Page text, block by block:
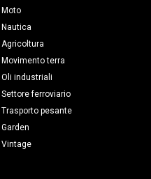
Moto
Nautica
Agricoltura
Movimento terra
Oli industriali
Settore ferroviario
Trasporto pesante
Garden
Vintage